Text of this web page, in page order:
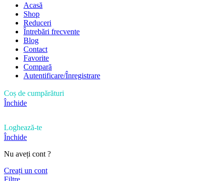
Acasă
Shop
Reduceri
Întrebări frecvente
Blog
Contact
Favorite
Compară
Autentificare/Înregistrare
Coș de cumpărături
Închide
Loghează-te
Închide
Nu aveți cont ?
Creați un cont
Filtre